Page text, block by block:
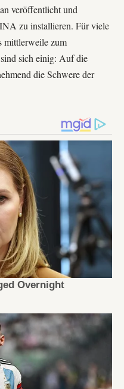
veröffentlicht und
zu installieren. Für viele
mittlerweile zum
sich einig: Auf die
die Schwere der